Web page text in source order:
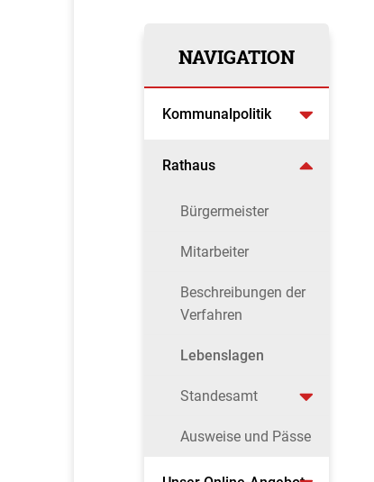
NAVIGATION
Kommunalpolitik
Rathaus
Bürgermeister
Mitarbeiter
Beschreibungen der
Verfahren
Lebenslagen
Standesamt
Ausweise und Pässe